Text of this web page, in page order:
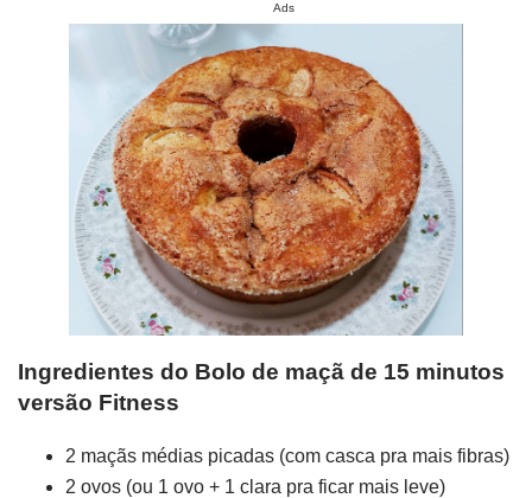
Ads
Ingredientes do Bolo de maçã de 15 minutos
versão Fitness
2 maçãs médias picadas (com casca pra mais fibras)
2 ovos (ou 1 ovo + 1 clara pra ficar mais leve)